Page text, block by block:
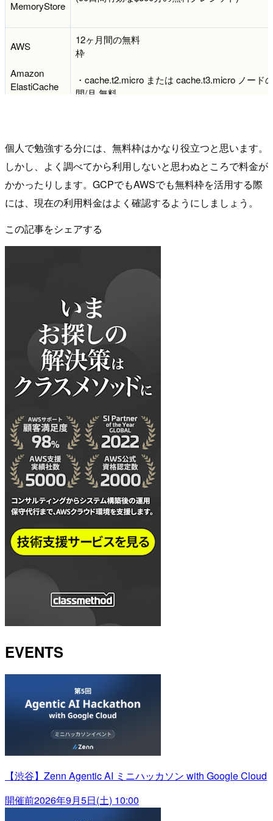
MemoryStore
AWS
Amazon
ElastiCache
12ヶ月間の無料
・cache.t2.micro または cache.t3.micro ノード
間/月 無料
個人で勉強する分には、無料枠はかなり役立つと思います。
しかし、よく調べてから利用しないと思わぬところで料金が
かかったりします。GCPでもAWSでも無料枠を活用する際
には、現在の利用料金はよく確認するようにしましょう。
この記事をシェアする
EVENTS
【渋谷】Zenn Agentic AI ミニハッカソン with Google Cloud
開催前2026年9月5日(土) 10:00